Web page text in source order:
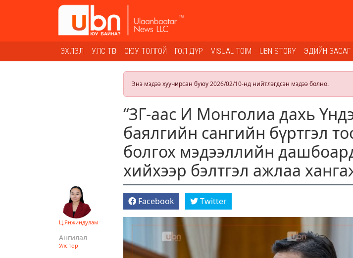
ЭХЛЭЛ УЛС ТӨР ОЮУ ТОЛГОЙ ГОЛ ДҮР VISUAL TOIM UBN STORY ЭДИЙН ЗАСАГ
Энэ мэдээ хуучирсан буюу 2026/02/10-нд нийтлэгдсэн мэдээ болно.
“ЗГ-аас И Монголиа дахь
баялгийн сангийн бүртгэл
болгох мэдээллийн
хийхээр бэлтгэл ажлаа
Ц.Янжиндулам
Ангилал
Улс төр
Facebook Twitter